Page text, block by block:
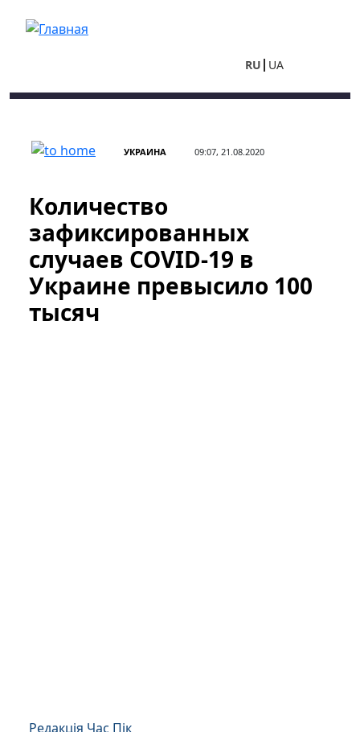
RU UA
УКРАИНА 09:07, 21.08.2020
Количество
зафиксированных
случаев COVID-19 в
Украине превысило 100
тысяч
Редакція Час Пік